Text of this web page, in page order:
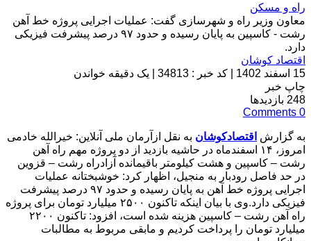
راه و مسکن
معاون وزیر راه و شهرسازی گفت: عملیات اجرایی پروژه خط آهن
رشت - کاسپین به پایان رسیده و حدود ۹۷ درصد پیشرفت فیزیکی
دارد.
اقتصاد کوشان
15 اسفند 1402
کد خبر : 34813
یک دقیقه خواندن
چاپ خبر
248 بازدیدها
0
Comments
به گزارش اقتصادکوشان به نقل ازآرمان ملی آنلاین: خیرالله خادمی
امروز، ۱۴ اسفندماه در حاشیه بازدید از دو پروژه مهم راه آهن
رشت – کاسپین و هشت کیلومتر باقیمانده آزادراه رشت – قزوین
در حد فاصل رودبار به منجیل، اظهار کرد: خوشبختانه عملیات
اجرایی پروژه خط آهن به پایان رسیده و حدود ۹۷ درصد پیشرفت
فیزیکی دارد.وی با بیان اینکه تاکنون ۲۵۰۰ میلیارد تومان برای پروژه
راه آهن رشت – کاسپین هزینه شده است، افزود: تاکنون ۲۲۰۰
میلیارد تومان را پرداخت کردیم و مابقی مربوط به مطالبات